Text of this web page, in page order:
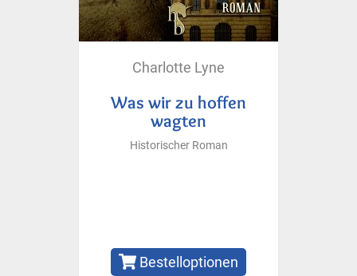
Charlotte Lyne
Was wir zu hoffen
wagten
Historischer Roman
Bestelloptionen